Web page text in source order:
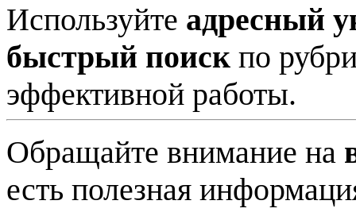
Используйте адресный
быстрый поиск по
эффективной работы.
Обращайте внимание на
есть полезная